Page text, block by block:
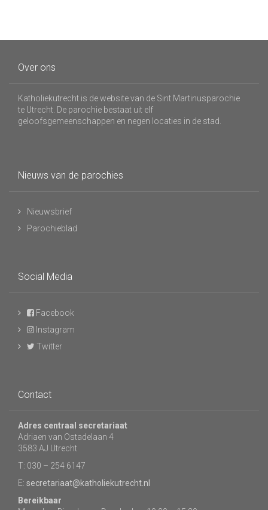
Over ons
Katholiekutrecht is de website van de Sint Martinusparochie
te Utrecht. De parochie bestaat uit elf
geloofsgemeenschappen en negen locaties in de stad.
Nieuws van de parochies
Nieuwsbrief
Parochieblad
Social Media
Facebook
Instagram
Twitter
Contact
Adres centraal secretariaat
Adriaen van Ostadelaan 4
3583 AJ Utrecht
T: 030 – 254 6147
E: secretariaat@katholiekutrecht.nl
Bereikbaar